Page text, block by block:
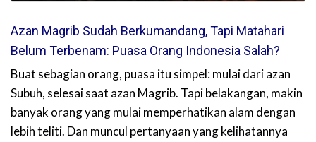
Azan Magrib Sudah Berkumandang, Tapi Matahari
Belum Terbenam: Puasa Orang Indonesia Salah?
Buat sebagian orang, puasa itu simpel: mulai dari azan
Subuh, selesai saat azan Magrib. Tapi belakangan, makin
banyak orang yang mulai memperhatikan alam dengan
lebih teliti. Dan muncul pertanyaan yang kelihatannya